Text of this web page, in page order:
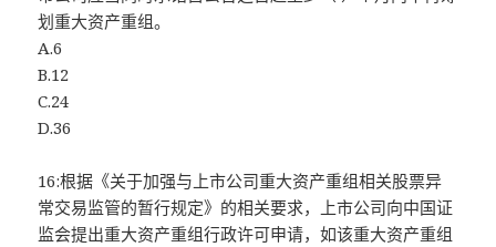
划重大资产重组。
A.6
B.12
C.24
D.36
16:根据《关于加强与上市公司重大资产重组相关股票异
常交易监管的暂行规定》的相关要求，上市公司向中国证
监会提出重大资产重组行政许可申请，如该重大资产重组